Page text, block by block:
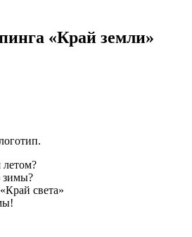
«Край земли»
летом?
зимы?
света»